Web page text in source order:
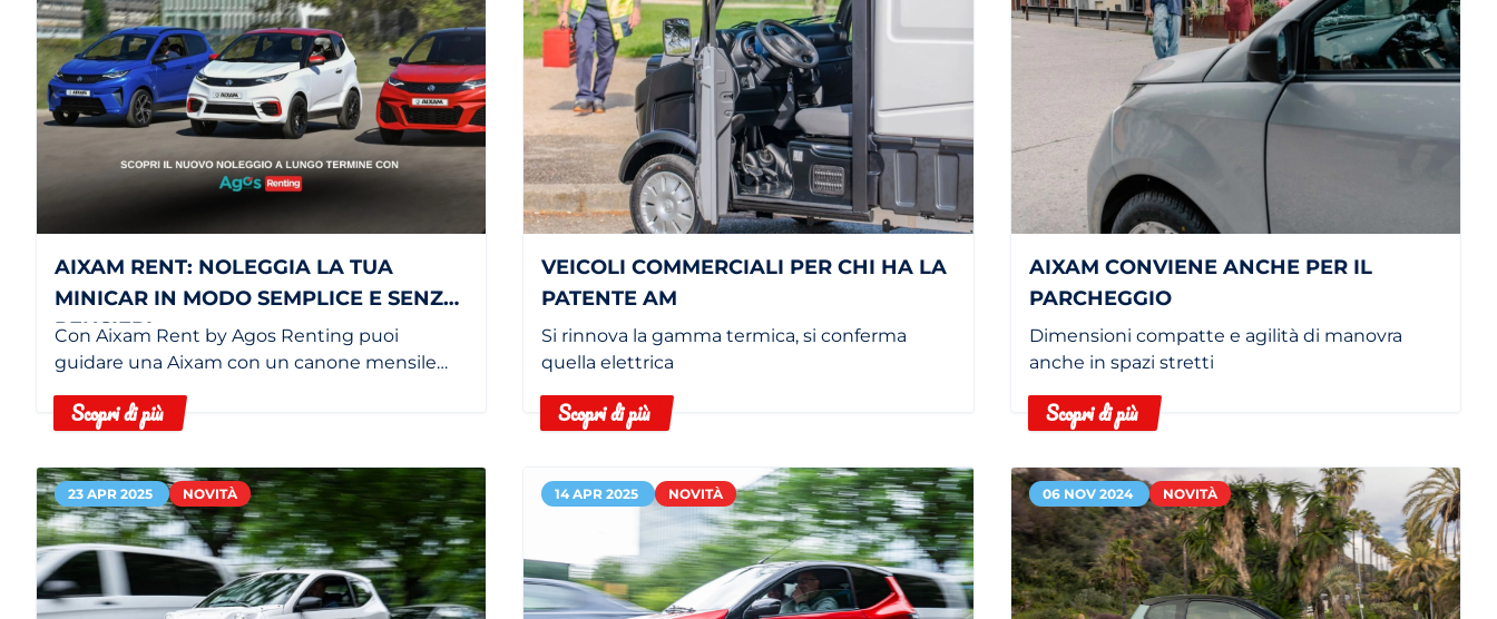
AIXAM RENT: NOLEGGIA LA TUA
MINICAR IN MODO SEMPLICE E SENZA
PENSIERI
Con Aixam Rent by Agos Renting puoi
guidare una Aixam con un canone mensile
manutenzione o costi imprevisti. Una
sicurezza, e per i ragazzi, che vogliono
indipendenza.
Scopri di più
VEICOLI COMMERCIALI PER CHI HA LA
PATENTE AM
Si rinnova la gamma termica, si conferma
quella elettrica
Scopri di più
AIXAM CONVIENE ANCHE PER IL
PARCHEGGIO
Dimensioni compatte e agilità di manovra
anche in spazi stretti
Scopri di più
23 APR 2025 NOVITÀ 14 APR 2025 NOVITÀ 06 NOV 2024 NOVITÀ